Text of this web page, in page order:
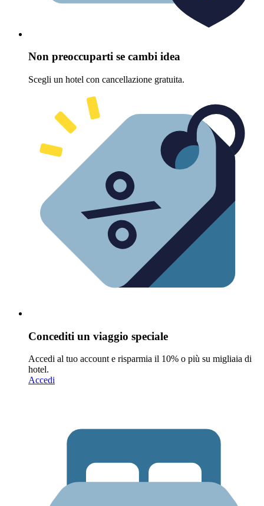
Non preoccuparti se cambi idea
Scegli un hotel con cancellazione gratuita.
Concediti un viaggio speciale
Accedi al tuo account e risparmia il 10% o più su migliaia di
hotel.
Accedi